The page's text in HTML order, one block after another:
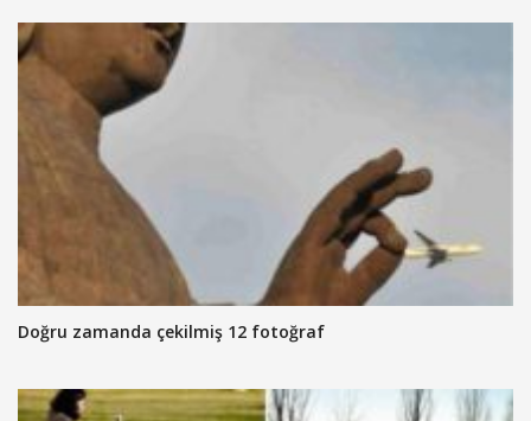
Doğru zamanda çekilmiş 12 fotoğraf